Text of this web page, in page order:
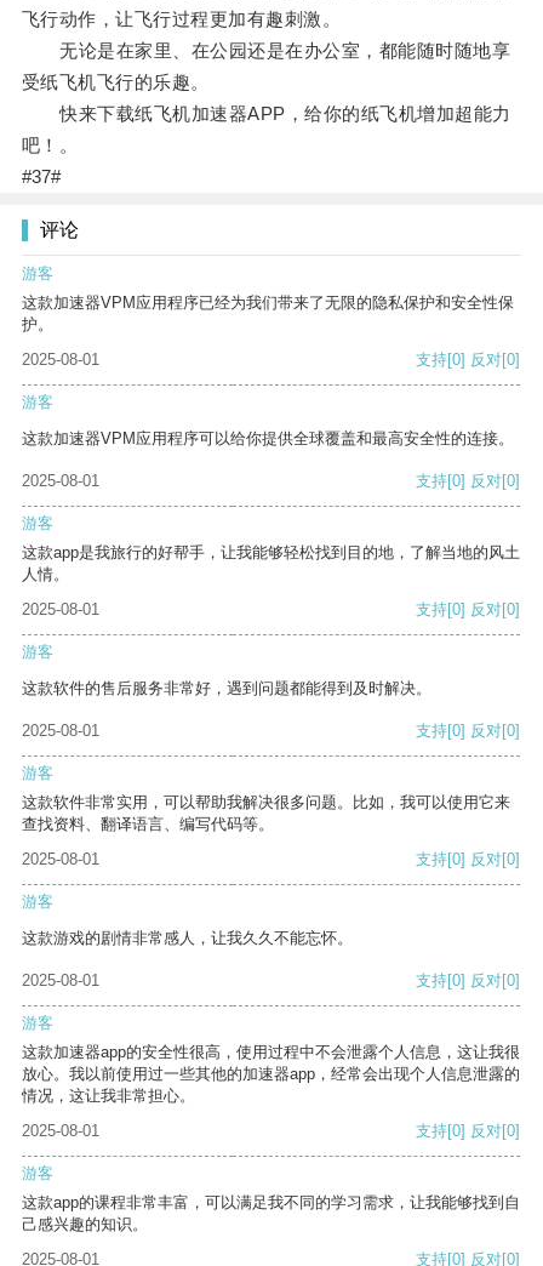
飞行动作，让飞行过程更加有趣刺激。
无论是在家里、在公园还是在办公室，都能随时随地享
受纸飞机飞行的乐趣。
快来下载纸飞机加速器APP，给你的纸飞机增加超能力
吧！。
#37#
评论
游客
这款加速器VPM应用程序已经为我们带来了无限的隐私保护和安全性保
护。
2025-08-01
支持[0] 反对[0]
游客
这款加速器VPM应用程序可以给你提供全球覆盖和最高安全性的连接。
2025-08-01 支持[0] 反对[0]
游客
这款app是我旅行的好帮手，让我能够轻松找到目的地，了解当地的风土
人情。
2025-08-01
支持[0] 反对[0]
游客
这款软件的售后服务非常好，遇到问题都能得到及时解决。
2025-08-01 支持[0] 反对[0]
游客
这款软件非常实用，可以帮助我解决很多问题。比如，我可以使用它来
查找资料、翻译语言、编写代码等。
2025-08-01
支持[0] 反对[0]
游客
这款游戏的剧情非常感人，让我久久不能忘怀。
2025-08-01 支持[0] 反对[0]
游客
这款加速器app的安全性很高，使用过程中不会泄露个人信息，这让我很
放心。我以前使用过一些其他的加速器app，经常会出现个人信息泄露的
情况，这让我非常担心。
2025-08-01
支持[0] 反对[0]
游客
这款app的课程非常丰富，可以满足我不同的学习需求，让我能够找到自
己感兴趣的知识。
2025-08-01
支持[0] 反对[0]